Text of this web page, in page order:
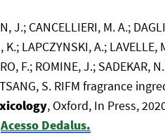
J.; CANCELLIERI, M. A.;
LAPCZYNSKI, A.; LAVELLE,
F.; ROMINE, J.; SADEKAR,
TSANG, S. RIFM fragrance
, Oxford, In Press,
Acesso Dedalus.